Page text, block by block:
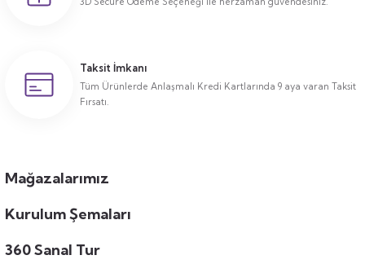
Taksit İmkanı
Tüm Ürünlerde Anlaşmalı Kredi Kartlarında 9 aya varan Taksit
Fırsatı.
Mağazalarımız
Kurulum Şemaları
360 Sanal Tur